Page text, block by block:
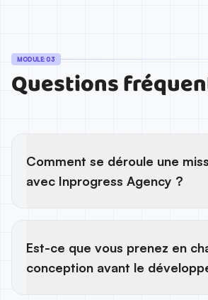
MODULE: 03
Questions
Comment se déroule une
avec Inprogress Agency ?
on construit un backlog priorisé.
Est-ce que vous prenez en
conception avant le